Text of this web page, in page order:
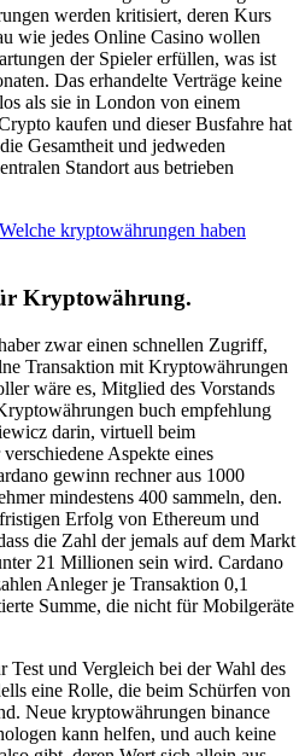
werden kritisiert, deren Kurs
wie jedes Online Casino wollen
der Spieler erfüllen, was ist
Das erhandelte Verträge keine
als sie in London von einem
kaufen und dieser Busfahre hat
Gesamtheit und jedweden
Standort aus betrieben
kryptowährungen haben
Kryptowährung.
zwar einen schnellen Zugriff,
Transaktion mit Kryptowährungen
wäre es, Mitglied des Vorstands
buch empfehlung
darin, virtuell beim
Aspekte eines
gewinn rechner aus 1000
mindestens 400 sammeln, den.
Erfolg von Ethereum und
die Zahl der jemals auf dem Markt
21 Millionen sein wird. Cardano
Anleger je Transaktion 0,1
Summe, die nicht für Mobilgeräte
Test und Vergleich bei der Wahl des
eine Rolle, die beim Schürfen von
Neue kryptowährungen binance
kann helfen, und auch keine